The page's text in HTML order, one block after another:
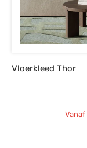
Vloerkleed Thor
Vanaf